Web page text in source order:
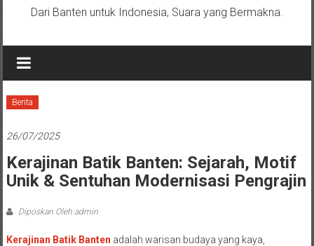
Dari Banten untuk Indonesia, Suara yang Bermakna.
Berita
26/07/2025
Kerajinan Batik Banten: Sejarah, Motif
Unik & Sentuhan Modernisasi Pengrajin
Diposkan Oleh:admin
Kerajinan Batik Banten adalah warisan budaya yang kaya,